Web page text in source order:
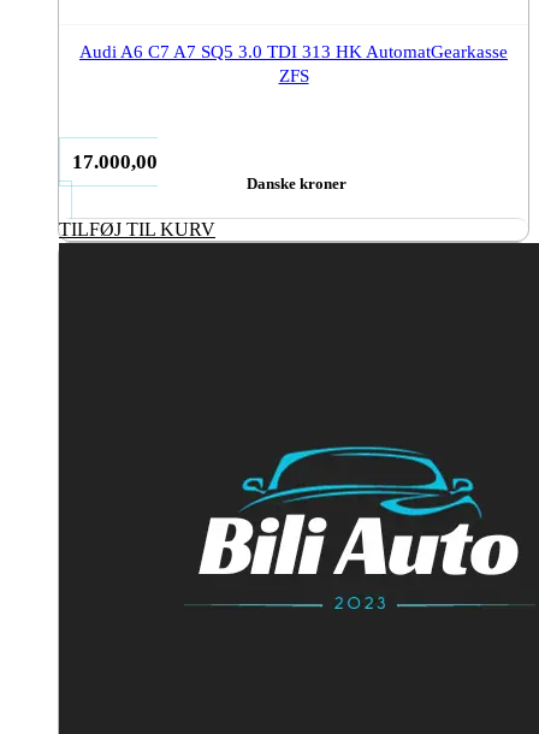
Audi A6 C7 A7 SQ5 3.0 TDI 313 HK AutomatGearkasse
ZFS
17.000,00
Danske kroner
TILFØJ TIL KURV